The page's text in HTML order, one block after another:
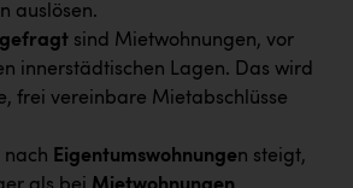
auslösen.
gefragt sind Mietwohnungen, vor
innerstädtischen Lagen. Das wird
frei vereinbare Mietabschlüsse
Eigentumswohnungen steigt,